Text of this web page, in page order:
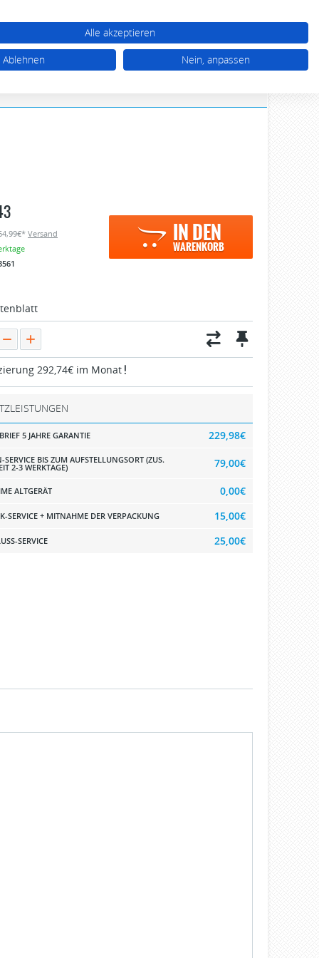
03 92 68 / 39 77 77
Mo - Do 10.00 - 17.00 Uhr, Fr 10.00 - 16.00 Uhr
IN DEN
WARENKORB
Versand
292,74€ im Monat
5 JAHRE GARANTIE 229,98€
BIS ZUM AUFSTELLUNGSORT (ZUS.
2-3 WERKTAGE) 79,00€
ALTGERÄT 0,00€
SERVICE + MITNAHME DER VERPACKUNG 15,00€
SERVICE 25,00€
Alle akzeptieren
Ablehnen
Nein, anpassen